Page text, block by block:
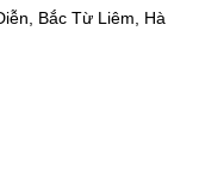
Bắc Từ Liêm, Hà